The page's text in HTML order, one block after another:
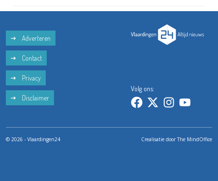
Adverteren
Contact
Privacy
Disclaimer
Volg ons:
© 2026 - Vlaardingen24 Crealisatie doorThe MindOffice